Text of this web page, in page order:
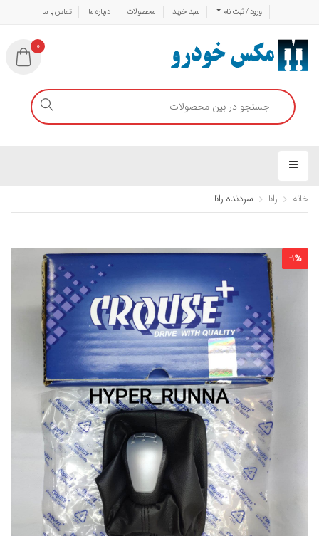
ورود / ثبت نام سبد خرید محصولات درباره ما تماس با ما
0
خانه رانا سردنده رانا
-1%